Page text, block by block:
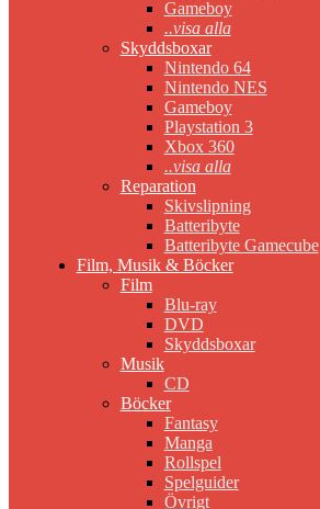
Gameboy
..visa alla
Skyddsboxar
Nintendo 64
Nintendo NES
Gameboy
Playstation 3
Xbox 360
..visa alla
Reparation
Skivslipning
Batteribyte
Batteribyte Gamecube
Film, Musik & Böcker
Film
Blu-ray
DVD
Skyddsboxar
Musik
CD
Böcker
Fantasy
Manga
Rollspel
Spelguider
Övrigt